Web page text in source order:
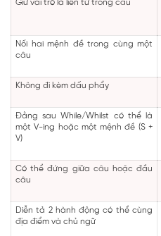
Giữ vai trò là liên từ trong câu
Nối hai mệnh đề trong cùng một
câu
Không đi kèm dấu phẩy
Đằng sau While/Whilst có thể là
một V-ing hoặc một mệnh đề (S +
V)
Có thể đứng giữa câu hoặc đầu
câu
Diễn tả 2 hành động có thể cùng
địa điểm và chủ ngữ